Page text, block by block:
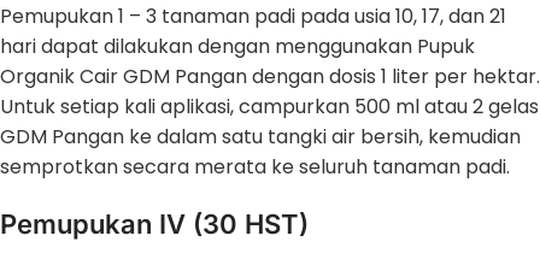
Pemupukan 1 – 3 tanaman padi pada usia 10, 17, dan 21
hari dapat dilakukan dengan menggunakan Pupuk
Organik Cair GDM Pangan dengan dosis 1 liter per hektar.
Untuk setiap kali aplikasi, campurkan 500 ml atau 2 gelas
GDM Pangan ke dalam satu tangki air bersih, kemudian
semprotkan secara merata ke seluruh tanaman padi.
Pemupukan IV (30 HST)